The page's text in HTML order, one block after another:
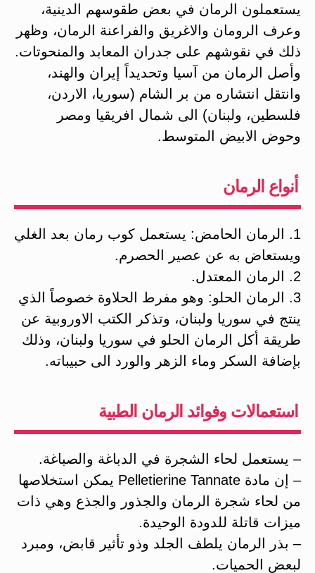
يستعملون الرمان في بعض طقوسهم الدينية،
وعرف الرومان والاغريق والفراعنة الرمان، وظهر
ذلك في نقوشهم على جدران المعابد والمنحوتات.
وأصل الرمان من آسيا وتحديداً إيران والهند،
وانتقل انتشاره من بر الشام (سوريا، الاردن،
فلسطين، ولبنان) الى شمال افريقيا ومصر
وحوض الابيض المتوسط.
أنواع الرمان
1. الرمان الحامض: يستعمل كوب رمان بعد الغلي
ويستعاض به عن عصير الحصرم.
2. الرمان المعتدل.
3. الرمان الحلو: وهو مفرط الحلاوة خصوصاً الذي
ينتج في سوريا ولبنان، وتذكر الكتب الاوروبية عن
طريقة أكل الرمان الحلو في سوريا ولبنان، وذلك
بإضافة السكر وماء الزهر والورد الى حبيباته.
استعمالات وفوائد الرمان الطبية
– يستعمل لحاء الشجرة في الدباغة والصباغة.
– إن مادة Pelletierine Tannate يمكن استخلاصها
من لحاء شجرة الرمان والجذور والجذع وهي ذات
ميزات قاتلة للدودة الوحيدة.
– بذر الرمان يلطف الجلد وذو تأثير قابض، ومبرد
لبعض الحميات.